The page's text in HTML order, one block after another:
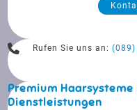
Rufen Sie uns an:
Premium Haarsysteme
Dienstleistungen